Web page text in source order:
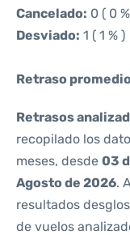
Cancelado: 0 ( 0
Desviado: 1 ( 1 % )
Retraso
Retrasos
recopilado los
meses, desde 03
Agosto de 2026.
resultados
de vuelos